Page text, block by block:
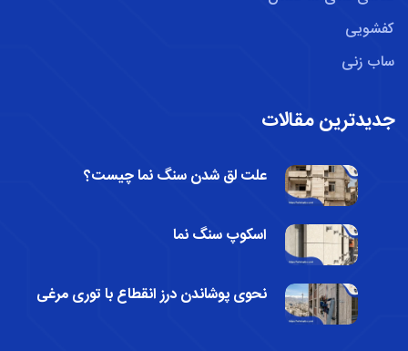
کفشویی
ساب زنی
جدیدترین مقالات
علت لق شدن سنگ نما چیست؟
اسکوپ سنگ نما
نحوی پوشاندن درز انقطاع با توری مرغی